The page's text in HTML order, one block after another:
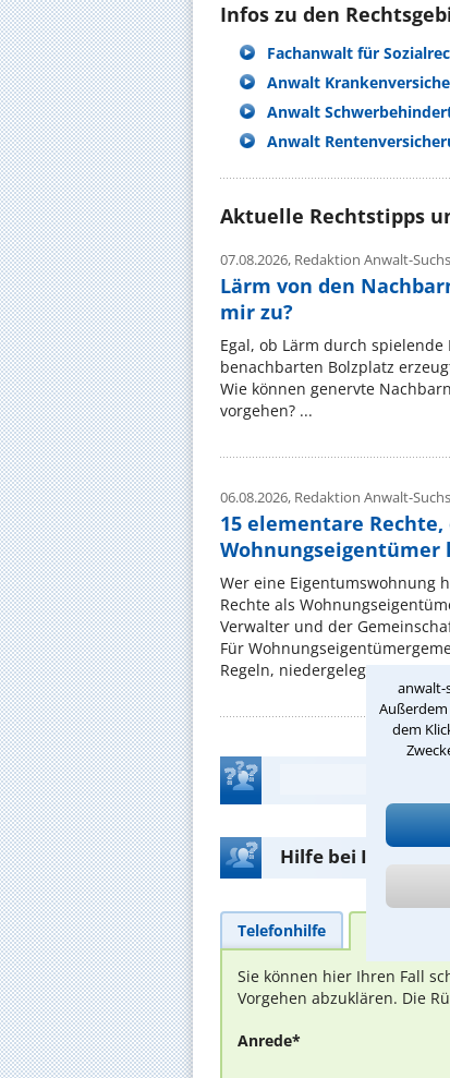
anwalt-
dem
Infos zu den
Fachanwalt für
Anwalt
Anwalt
Anwalt
Aktuelle Rechtstipps
07.08.2026, Redaktion Anwalt-
Lärm von den
mir zu?
Egal, ob Lärm durch
benachbarten Bolzplatz
Wie können genervte
vorgehen? ...
06.08.2026, Redaktion Anwalt-
15 elementare
Wohnungseigentümer
Wer eine Eigentumswohnung
Rechte als
Verwalter und der
Für
Regeln, niedergelegt ...
Hilfe bei Ihrer
Telefonhilfe
Sie können hier Ihren Fall
Vorgehen abzuklären. Die
Anrede*